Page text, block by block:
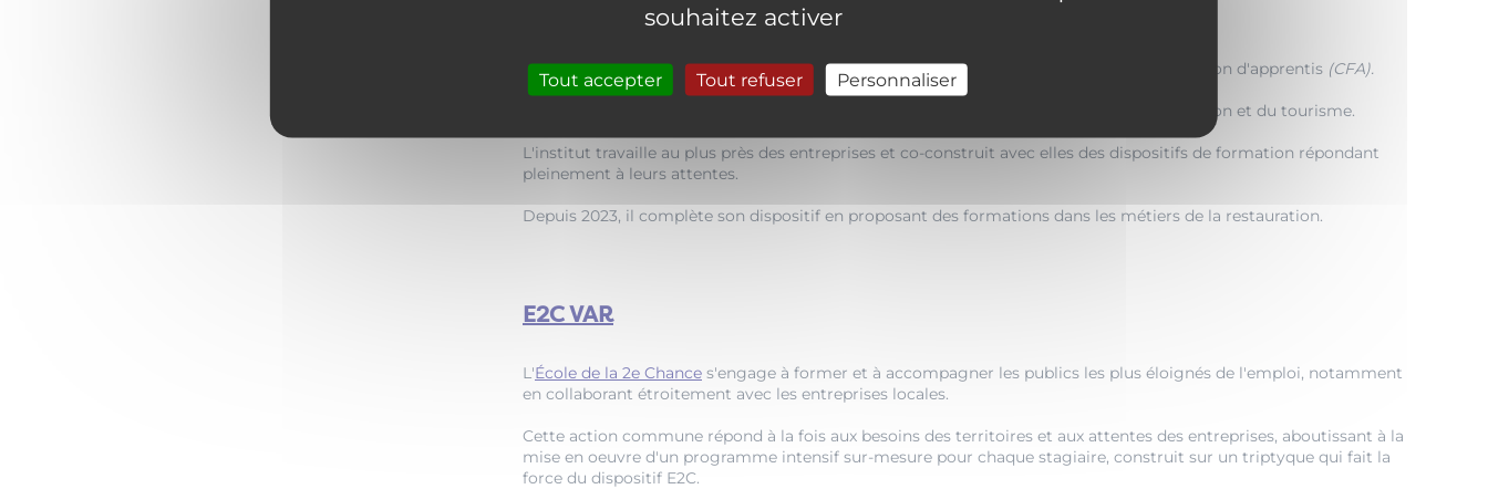
L'Institut Méditerranéen du Sport, de l'Animation et du Tourisme est un centre de formation d'apprentis (CFA).
Depuis 20 ans, l'IMSAT propose différents cursus dans les domaines du sport, de l'animation et du tourisme.
L'institut travaille au plus près des entreprises et co-construit avec elles des dispositifs de formation répondant
pleinement à leurs attentes.
Depuis 2023, il complète son dispositif en proposant des formations dans les métiers de la restauration.
E2C VAR
L'École de la 2e Chance s'engage à former et à accompagner les publics les plus éloignés de l'emploi, notamment
en collaborant étroitement avec les entreprises locales.
Cette action commune répond à la fois aux besoins des territoires et aux attentes des entreprises, aboutissant à la
mise en oeuvre d'un programme intensif sur-mesure pour chaque stagiaire, construit sur un triptyque qui fait la
force du dispositif E2C.
souhaitez activer
Tout accepter Tout refuser Personnaliser